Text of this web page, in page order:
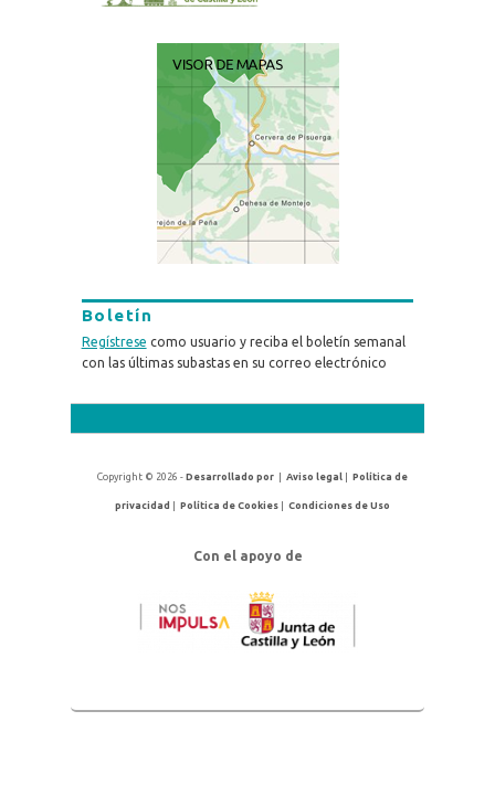
Boletín
Regístrese como usuario y reciba el boletín semanal
con las últimas subastas en su correo electrónico
Copyright © 2026 -Desarrollado por |Aviso legal |Política de
privacidad |Política de Cookies |Condiciones de Uso
Con el apoyo de